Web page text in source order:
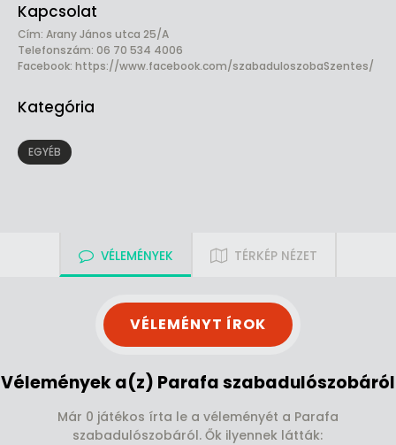
Kapcsolat
Cím: Arany János utca 25/A
Telefonszám: 06 70 534 4006
Facebook: https://www.facebook.com/szabaduloszobaSzentes/
Kategória
EGYÉB
VÉLEMÉNYEK TÉRKÉP NÉZET
VÉLEMÉNYT ÍROK
Vélemények a(z) Parafa szabadulószobáról
Már 0 játékos írta le a véleményét a Parafa
szabadulószobáról. Ők ilyennek látták: